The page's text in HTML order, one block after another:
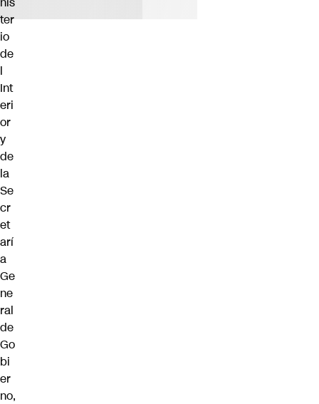
ter
io
de
l
Int
eri
or
y
de
la
Se
cr
et
arí
a
Ge
ne
ral
de
Go
bi
er
no,